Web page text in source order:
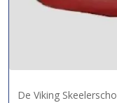
De Viking